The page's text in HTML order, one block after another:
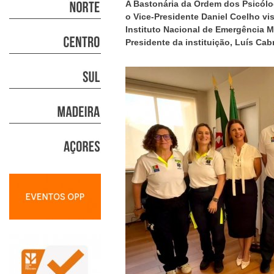
A Bastonária da Ordem dos
o Vice-Presidente Daniel Coelho
Instituto Nacional de Emergência
Presidente da instituição, Luís